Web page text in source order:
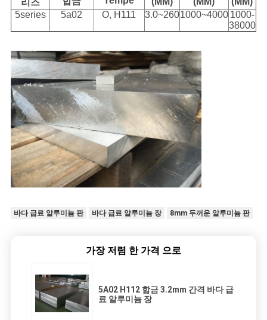
리즈
5series
5a02 O, H111 3.0~2601000~4000 1000-
38000
바다 급료 알루미늄 판 바다 급료 알루미늄 장 8mm 두꺼운 알루미늄 판
가장 저렴 한 가격 으로
5A02 H112 합금 3.2mm 간격 바다 급
료 알루미늄 장